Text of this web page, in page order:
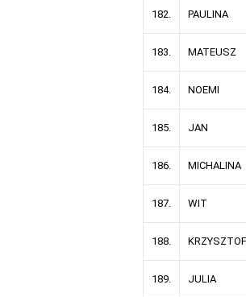
182. PAULINA
183. MATEUSZ
184. NOEMI
185. JAN
186. MICHALINA
187. WIT
188. KRZYSZTOF
189. JULIA